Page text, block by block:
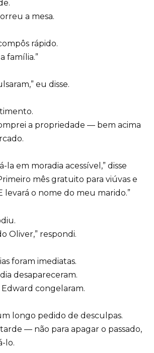
a mesa.
rápido.
família.”
eu disse.
a propriedade — bem acima
la em moradia acessível,” disse
mês gratuito para viúvas e
levará o nome do meu marido.”
Oliver,” respondi.
foram imediatas.
desapareceram.
congelaram.
longo pedido de desculpas.
— não para apagar o passado,
lo.